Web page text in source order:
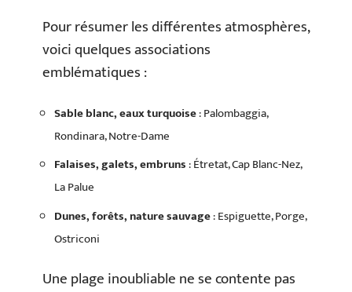
Pour résumer les différentes atmosphères,
voici quelques associations
emblématiques :
Sable blanc, eaux turquoise: Palombaggia,
Rondinara, Notre-Dame
Falaises, galets, embruns: Étretat, Cap Blanc-Nez,
La Palue
Dunes, forêts, nature sauvage: Espiguette, Porge,
Ostriconi
Une plage inoubliable ne se contente pas